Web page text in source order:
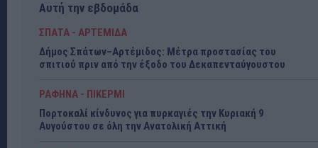
Αυτή την εβδομάδα
ΣΠΑΤΑ - ΑΡΤΕΜΙΔΑ
Δήμος Σπάτων–Αρτέμιδος: Μέτρα προστασίας του
σπιτιού πριν από την έξοδο του Δεκαπενταύγουστου
ΡΑΦΗΝΑ - ΠΙΚΕΡΜΙ
Πορτοκαλί κίνδυνος για πυρκαγιές την Κυριακή 9
Αυγούστου σε όλη την Ανατολική Αττική